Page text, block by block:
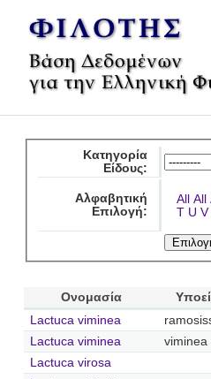
Κατηγορία
Είδους:
Αλφαβητική
Επιλογή:
All All
T U V
Ονομασία
Lactuca viminea
Lactuca viminea
viminea
Lactuca virosa